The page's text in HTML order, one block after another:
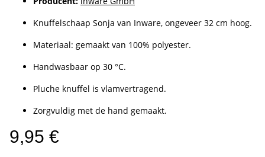
Knuffelschaap Sonja van Inware, ongeveer 32 cm hoog.
Materiaal: gemaakt van 100% polyester.
Handwasbaar op 30 °C.
Pluche knuffel is vlamvertragend.
Zorgvuldig met de hand gemaakt.
9,95 €